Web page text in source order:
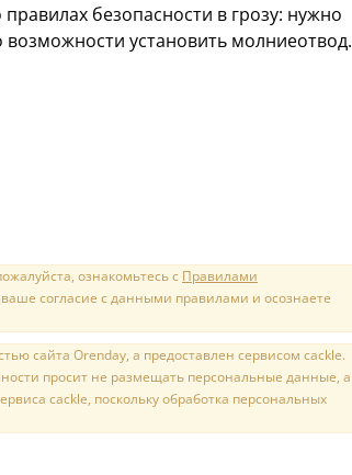
безопасности в грозу: нужно
установить молниеотвод.
ознакомьтесь с Правилами
согласие с данными правилами и осознаете
сайта Orenday, а предоставлен сервисом cackle.
просит не размещать персональные данные, а
cackle, поскольку обработка персональных